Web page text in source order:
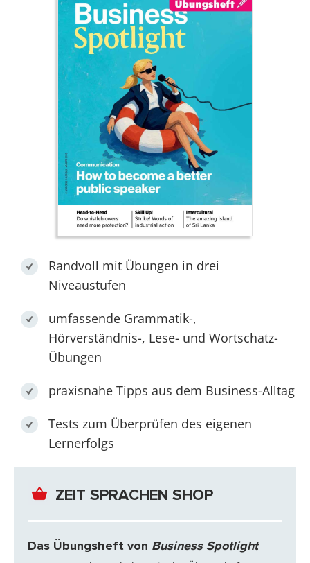
Randvoll mit Übungen in drei
Niveaustufen
umfassende Grammatik-,
Hörverständnis-, Lese- und Wortschatz-
Übungen
praxisnahe Tipps aus dem Business-Alltag
Tests zum Überprüfen des eigenen
Lernerfolgs
ZEIT SPRACHEN SHOP
Das Übungsheft von Business Spotlight